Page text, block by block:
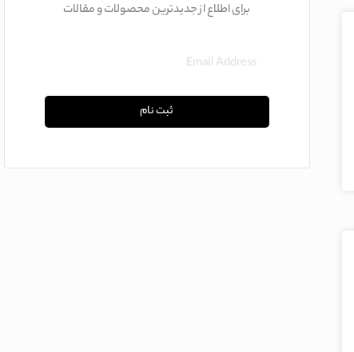
برای اطلاع از جدیدترین محصولات و مقالات
ثبت نام